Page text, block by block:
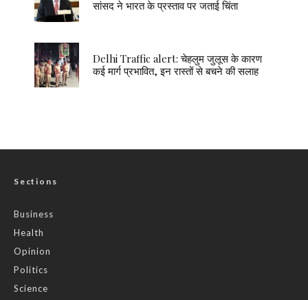
सांसद ने भारत के प्रस्ताव पर जताई चिंता
Delhi Traffic alert: चेहलुम जुलूस के कारण
कई मार्ग प्रभावित, इन रास्तों से बचने की सलाह
Sections
Business
Health
Opinion
Politics
Science